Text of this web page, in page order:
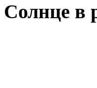
Солнце в